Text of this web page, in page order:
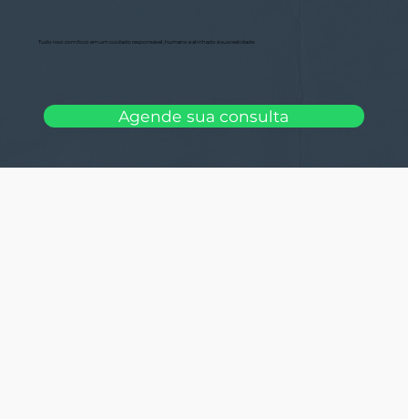
Agende sua consulta
Tudo isso com foco em um cuidado responsável, humano e alinhado à sua realidade.